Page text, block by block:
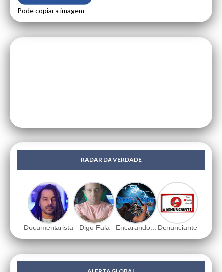
Pode copiar a imagem
RADAR DA VERDADE
Documentarista Digo Fala Encarando... Denunciante